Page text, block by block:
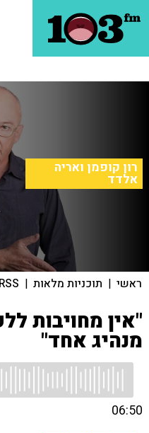
רון קופמן ואריה
אלדד
ראשי | תוכניות מלאות |
RSS
"אין מחויבות
מנהיג אחד"
06:50